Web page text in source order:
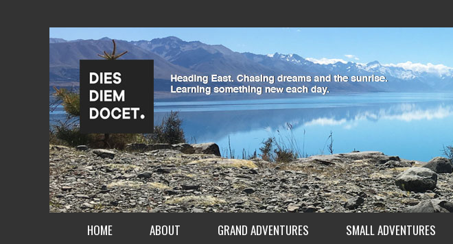
HOME ABOUT GRAND ADVENTURES SMALL ADVENTURES